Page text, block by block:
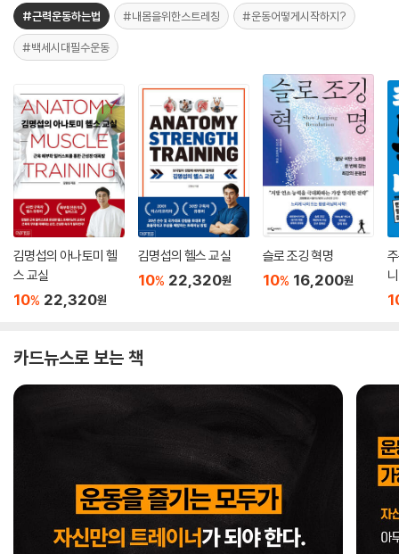
#근력운동하는법 #내몸을위한스트레칭 #운동어떻게시작하지?
#백세시대필수운동
김명섭의 아나토미 헬
스 교실
10% 22,320원
김명섭의 헬스 교실
10% 22,320원
슬로 조깅 혁명
10% 16,200원
카드뉴스로 보는 책